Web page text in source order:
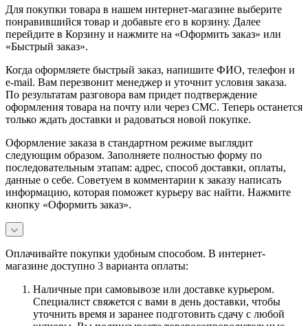
Для покупки товара в нашем интернет-магазине выберите
понравившийся товар и добавьте его в корзину. Далее
перейдите в Корзину и нажмите на «Оформить заказ» или
«Быстрый заказ».
Когда оформляете быстрый заказ, напишите ФИО, телефон и
e-mail. Вам перезвонит менеджер и уточнит условия заказа.
По результатам разговора вам придет подтверждение
оформления товара на почту или через СМС. Теперь останется
только ждать доставки и радоваться новой покупке.
Оформление заказа в стандартном режиме выглядит
следующим образом. Заполняете полностью форму по
последовательным этапам: адрес, способ доставки, оплаты,
данные о себе. Советуем в комментарии к заказу написать
информацию, которая поможет курьеру вас найти. Нажмите
кнопку «Оформить заказ».
Оплачивайте покупки удобным способом. В интернет-
магазине доступно 3 варианта оплаты:
Наличные при самовывозе или доставке курьером.
Специалист свяжется с вами в день доставки, чтобы
уточнить время и заранее подготовить сдачу с любой